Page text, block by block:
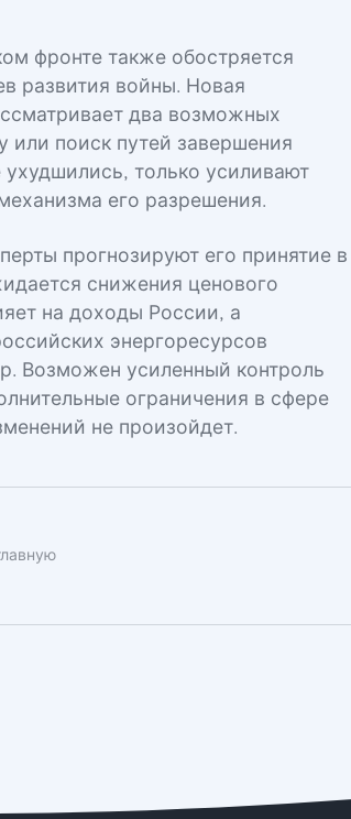
фронте также обостряется
развития войны. Новая
два возможных
или поиск путей завершения
только усиливают
его разрешения.
прогнозируют его принятие в
снижения ценового
на доходы России, а
энергоресурсов
Возможен усиленный контроль
ограничения в сфере
не произойдет.